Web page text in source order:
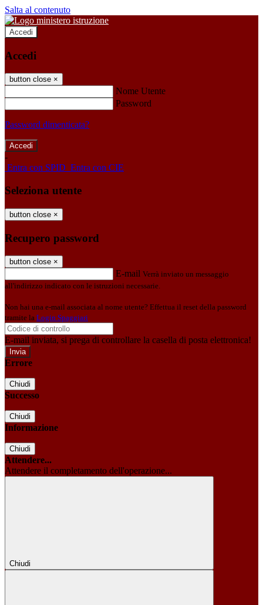
Salta al contenuto
Accedi
Accedi
button close ×
Nome Utente
Password
Password dimenticata?
-
Entra con SPID Entra con CIE
Seleziona utente
button close ×
Recupero password
button close ×
E-mail Verrà inviato un messaggio
all'indirizzo indicato con le istruzioni necessarie.
Non hai una e-mail associata al nome utente? Effettua il reset della password
tramite la Login Spaggiari
E-mail inviata, si prega di controllare la casella di posta elettronica!
Errore
Chiudi
Successo
Chiudi
Informazione
Chiudi
Attendere...
Attendere il completamento dell'operazione...
Chiudi